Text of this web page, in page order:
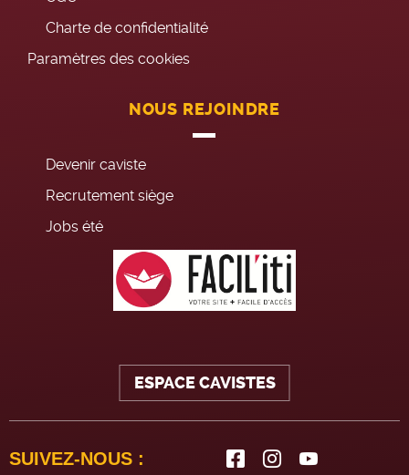
Charte de confidentialité
Paramètres des cookies
NOUS REJOINDRE
Devenir caviste
Recrutement siège
Jobs été
ESPACE CAVISTES
SUIVEZ-NOUS :